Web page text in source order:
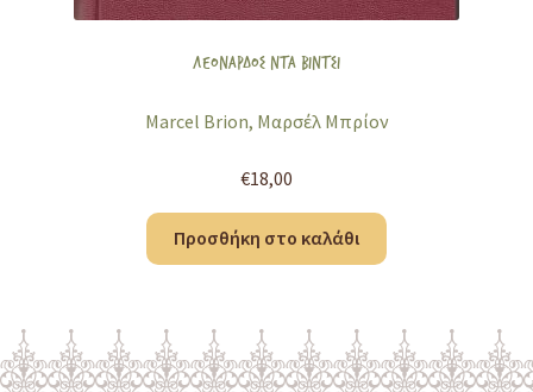
ΛΕΟΝΑΡΔΟΣ ΝΤΑ ΒΙΝΤΣΙ
Marcel Brion, Μαρσέλ Μπρίον
€18,00
Προσθήκη στο καλάθι